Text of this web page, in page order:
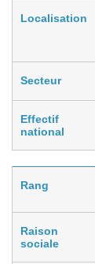
Localisation
Secteur
Effectif
national
Rang
Raison
sociale